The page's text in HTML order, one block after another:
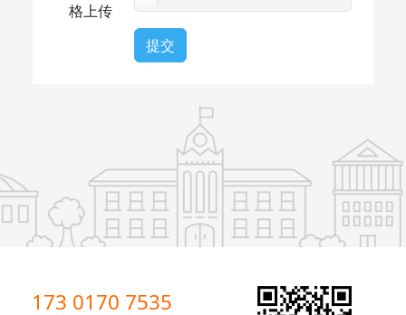
格上传
提交
173 0170 7535